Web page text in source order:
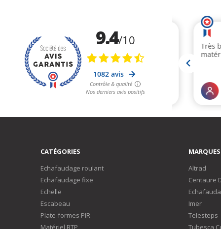
CATÉGORIES
Echafaudage roulant
Echafaudage fixe
Echelle
Escabeau
Plate-formes PIR
Matériel BTP
MARQUES
Altrad
Centaure
Imer
Telesteps
Tubesca